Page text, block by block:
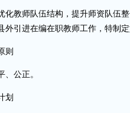
化教师队伍结构，提升师资队伍
外引进在编在职教师工作，特制定
则
、公正。
划